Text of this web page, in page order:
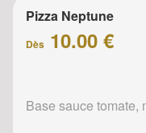
Pizza Neptune
Dès 10.00 €
Base sauce tomate,